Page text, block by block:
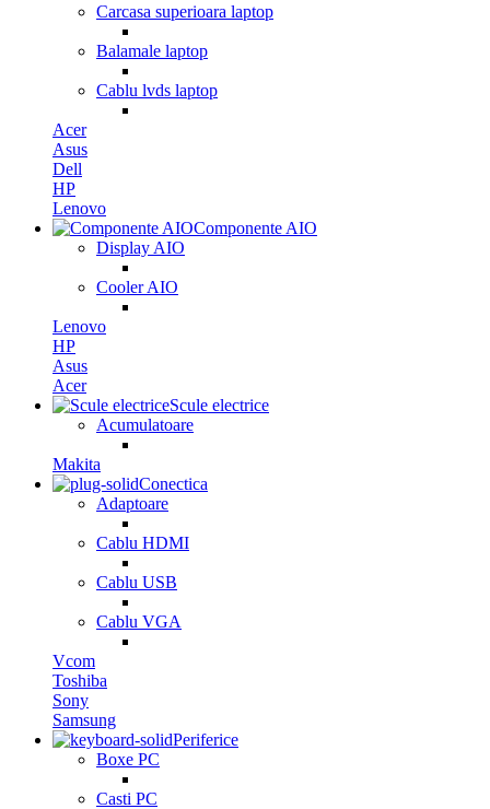
Carcasa superioara laptop
Balamale laptop
Cablu lvds laptop
Acer
Asus
Dell
HP
Lenovo
Componente AIO
Display AIO
Cooler AIO
Lenovo
HP
Asus
Acer
Scule electrice
Acumulatoare
Makita
Conectica
Adaptoare
Cablu HDMI
Cablu USB
Cablu VGA
Vcom
Toshiba
Sony
Samsung
Periferice
Boxe PC
Casti PC